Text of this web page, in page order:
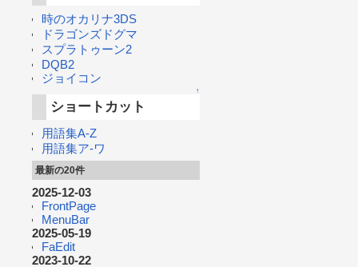
時のオカリナ3DS
ドラゴンズドグマ
スプラトゥーン2
DQB2
ジョイコン
↑
ショートカット
用語集A-Z
用語集ア-ワ
最新の20件
2025-12-03
FrontPage
MenuBar
2025-05-19
FaEdit
2023-10-22